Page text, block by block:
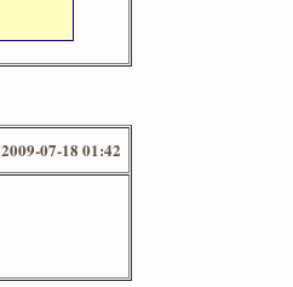
2009-07-18 01:42